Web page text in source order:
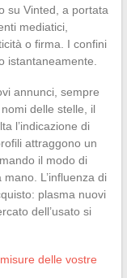
su Vinted, a portata
mediatici,
o firma. I confini
istantaneamente.
annunci, sempre
delle stelle, il
l’indicazione di
attraggono un
il modo di
L’influenza di
plasma nuovi
dell’usato si
delle vostre